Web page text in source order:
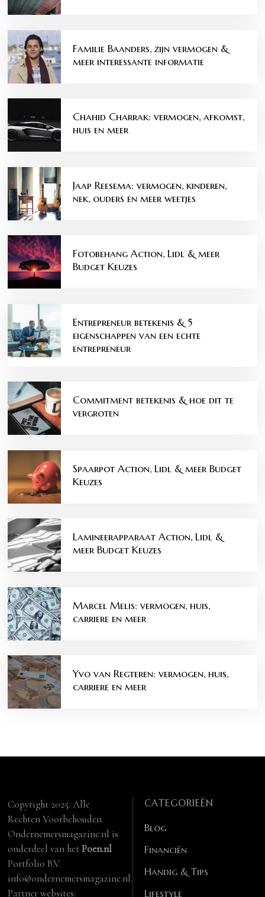
Familie Baanders, zijn vermogen &
meer interessante informatie
Chahid Charrak: vermogen, afkomst,
huis en meer
Jaap Reesema: vermogen, kinderen,
nek, ouders en meer weetjes
Fotobehang Action, Lidl & meer
Budget Keuzes
Entrepreneur betekenis & 5
eigenschappen van een echte
entrepreneur
Commitment betekenis & hoe dit te
vergroten
Spaarpot Action, Lidl & meer Budget
Keuzes
Lamineerapparaat Action, Lidl &
meer Budget Keuzes
Marcel Melis: vermogen, huis,
carriere en meer
Yvo van Regteren: vermogen, huis,
carriere en meer
Copyright 2025. Alle
Rechten Voorbehouden.
Ondernemersmagazine.nl is
onderdeel van hetPoen.nl
Portfolio B.V.
info@ondernemersmagazine.nl.
Partner websites:
CATEGORIEËN
Blog
Financiën
Handig & Tips
Lifestyle